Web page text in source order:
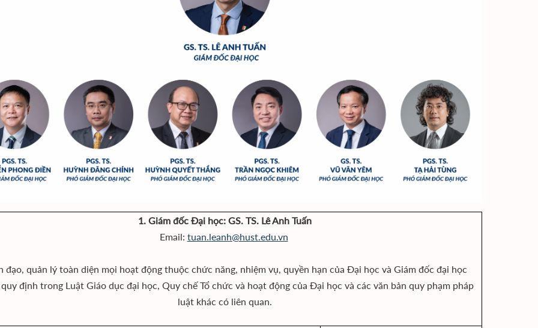
1. Giám đốc Đại học: GS. TS. Lê Anh Tuấn
Email: tuan.leanh@hust.edu.vn
đạo, quản lý toàn diện mọi hoạt động thuộc chức năng, nhiệm vụ, quyền hạn của Đại học và Giám đốc đại học
định trong Luật Giáo dục đại học, Quy chế Tổ chức và hoạt động của Đại học và các văn bản quy phạm pháp
luật khác có liên quan.